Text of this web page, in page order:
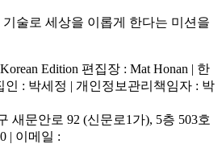
술로 세상을 이롭게 한다는 미션을
Edition 편집장 : Mat Honan | 한
인 : 박세정 | 개인정보관리책임자 : 박
새문안로 92 (신문로1가), 5층 503호
| 이메일 :